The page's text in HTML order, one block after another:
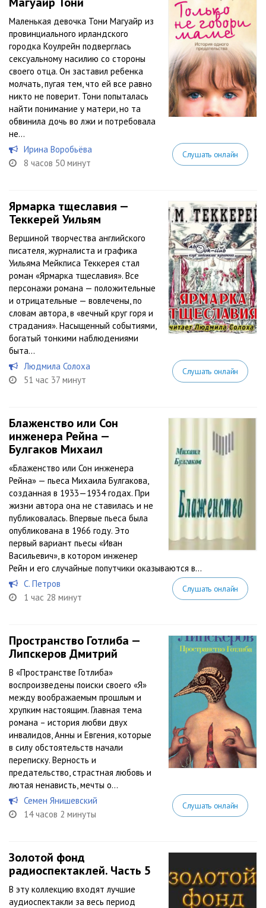
Маленькая девочка Тони Магуайр из
провинциального ирландского
городка Коулрейн подверглась
сексуальному насилию со стороны
своего отца. Он заставил ребенка
молчать, пугая тем, что ей все равно
никто не поверит. Тони попыталась
найти понимание у матери, но та
обвинила дочь во лжи и потребовала
не...
Ирина Воробьёва
8 часов 50 минут
Слушать онлайн
Ярмарка тщеславия —
Теккерей Уильям
Вершиной творчества английского
писателя, журналиста и графика
Уильяма Мейкписа Теккерея стал
роман «Ярмарка тщеславия». Все
персонажи романа — положительные
и отрицательные — вовлечены, по
словам автора, в «вечный круг горя и
страдания». Насыщенный событиями,
богатый тонкими наблюдениями
быта...
Людмила Солоха
51 час 37 минут
Слушать онлайн
Блаженство или Сон
инженера Рейна —
Булгаков Михаил
«Блаженство или Сон инженера
Рейна» — пьеса Михаила Булгакова,
созданная в 1933—1934 годах. При
жизни автора она не ставилась и не
публиковалась. Впервые пьеса была
опубликована в 1966 году. Это
первый вариант пьесы «Иван
Васильевич», в котором инженер
Рейн и его случайные попутчики оказываются в...
С. Петров
1 час 28 минут
Слушать онлайн
Пространство Готлиба —
Липскеров Дмитрий
В «Пространстве Готлиба»
воспроизведены поиски своего «Я»
между воображаемым прошлым и
хрупким настоящим. Главная тема
романа – история любви двух
инвалидов, Анны и Евгения, которые
в силу обстоятельств начали
переписку. Верность и
предательство, страстная любовь и
лютая ненависть, мечты о...
Семен Янишевский
14 часов 2 минуты
Слушать онлайн
Золотой фонд
радиоспектаклей. Часть 5
В эту коллекцию входят лучшие
аудиоспектакли за весь период